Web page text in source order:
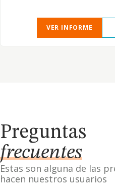
VER INFORME
Preguntas
frecuentes
Estas son alguna de las
hacen nuestros usuarios